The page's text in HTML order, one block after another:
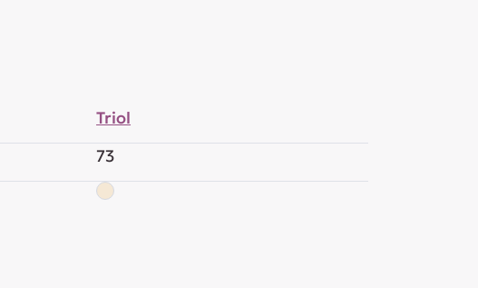
Triol
73